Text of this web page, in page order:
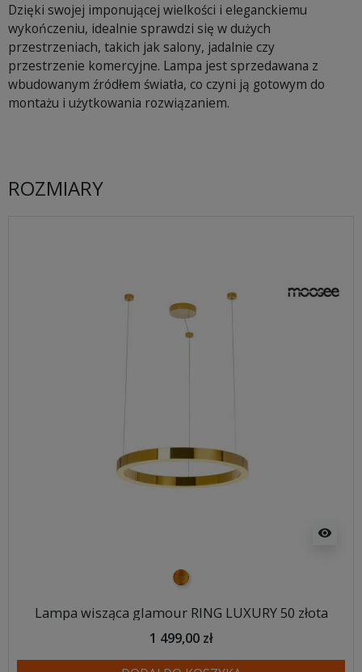
Dzięki swojej imponującej wielkości i eleganckiemu
wykończeniu, idealnie sprawdzi się w dużych
przestrzeniach, takich jak salony, jadalnie czy
przestrzenie komercyjne. Lampa jest sprzedawana z
wbudowanym źródłem światła, co czyni ją gotowym do
montażu i użytkowania rozwiązaniem.
ROZMIARY
visibility
złoty
Lampa wisząca glamour RING LUXURY 50 złota
1 499,00 zł